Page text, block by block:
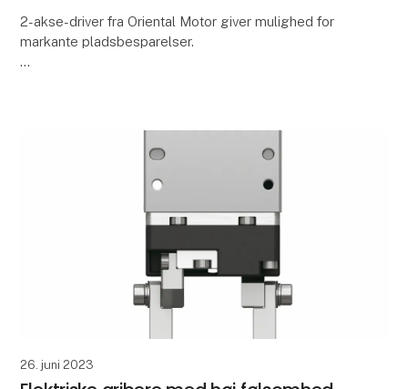
2-akse-driver fra Oriental Motor giver mulighed for
markante pladsbesparelser.
26. juni 2023